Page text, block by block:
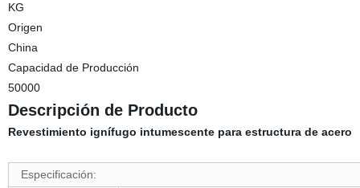
KG
Origen
China
Capacidad de Producción
50000
Descripción de Producto
Revestimiento ignífugo intumescente para estructura de acero
Especificación: